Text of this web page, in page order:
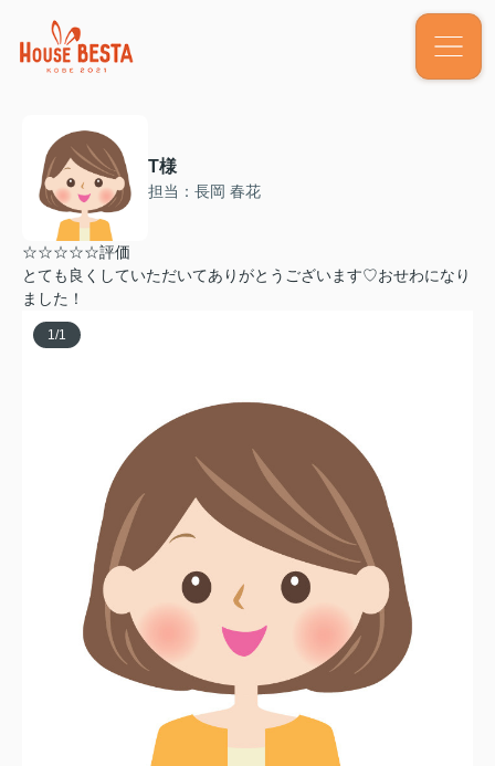
T様
担当：長岡 春花
☆☆☆☆☆評価
とても良くしていただいてありがとうございます♡おせわになり
ました！
1 /1